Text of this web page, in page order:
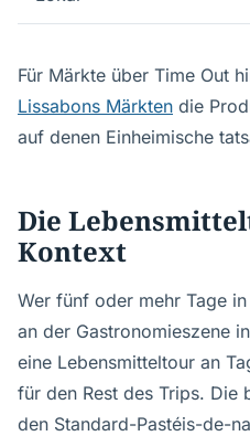
Für Märkte über Time Out
Lissabons Märkten die
auf denen Einheimische
Die
Kontext
Wer fünf oder mehr Tage
an der Gastronomieszene
eine Lebensmitteltour an
für den Rest des Trips. Die
den Standard-Pastéis-de-